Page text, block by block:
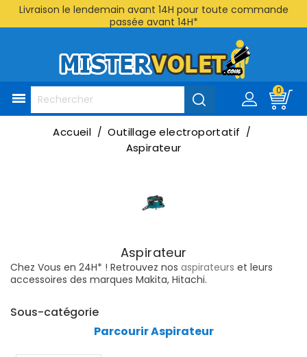
Livraison le lendemain avant 14H pour toute commande
passée avant 14H*

0
Accueil
Outillage electroportatif
Aspirateur
Aspirateur
Chez Vous en 24H* ! Retrouvez nos aspirateurs et leurs
accessoires des marques Makita, Hitachi.
Sous-catégorie
Parcourir Aspirateur